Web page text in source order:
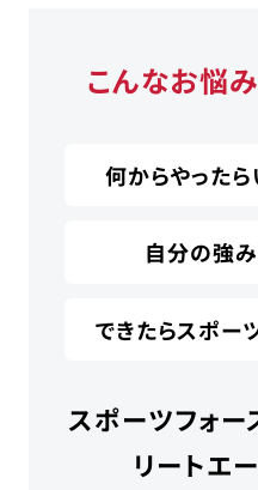
こんなお悩
何からやった
自分の強
できたらスポー
スポーツフォー
リートエ